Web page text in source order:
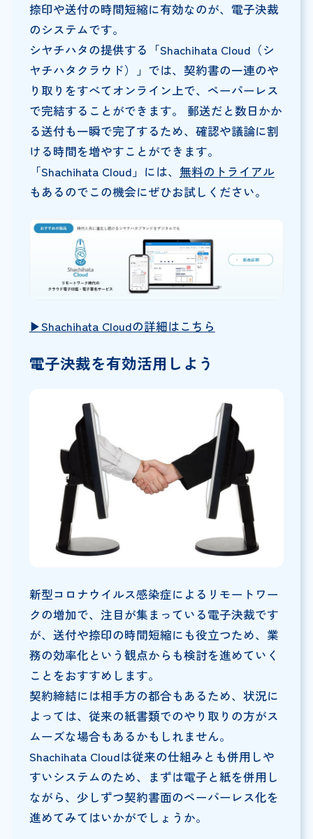
捺印や送付の時間短縮に有効なのが、電子決裁
のシステムです。
シヤチハタの提供する「Shachihata Cloud（シ
ヤチハタクラウド）」では、契約書の一連のや
り取りをすべてオンライン上で、ペーパーレス
で完結することができます。 郵送だと数日かか
る送付も一瞬で完了するため、確認や議論に割
ける時間を増やすことができます。
「Shachihata Cloud」には、 無料のトライアル
もあるのでこの機会にぜひお試しください。
▶︎Shachihata Cloudの詳細はこちら
電子決裁を有効活用しよう
新型コロナウイルス感染症によるリモートワー
クの増加で、注目が集まっている電子決裁です
が、送付や捺印の時間短縮にも役立つため、業
務の効率化という観点からも検討を進めていく
ことをおすすめします。
契約締結には相手方の都合もあるため、状況に
よっては、従来の紙書類でのやり取りの方がス
ムーズな場合もあるかもしれません。
Shachihata Cloudは従来の仕組みとも併用しや
すいシステムのため、まずは電子と紙を併用し
ながら、少しずつ契約書面のペーパーレス化を
進めてみてはいかがでしょうか。